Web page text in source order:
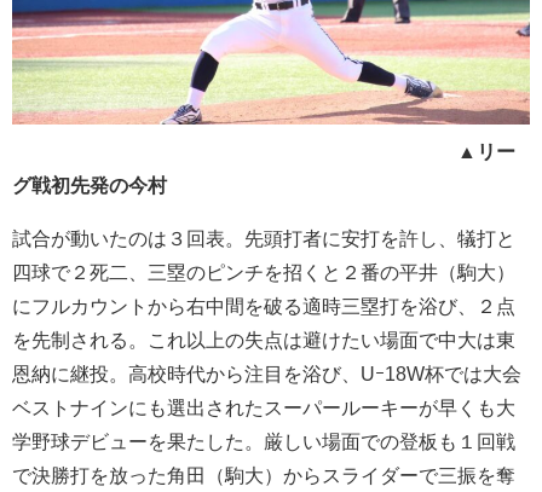
▲リー
グ戦初先発の今村
試合が動いたのは３回表。先頭打者に安打を許し、犠打と
四球で２死二、三塁のピンチを招くと２番の平井（駒大）
にフルカウントから右中間を破る適時三塁打を浴び、２点
を先制される。これ以上の失点は避けたい場面で中大は東
恩納に継投。高校時代から注目を浴び、Uｰ18W杯では大会
ベストナインにも選出されたスーパールーキーが早くも大
学野球デビューを果たした。厳しい場面での登板も１回戦
で決勝打を放った角田（駒大）からスライダーで三振を奪